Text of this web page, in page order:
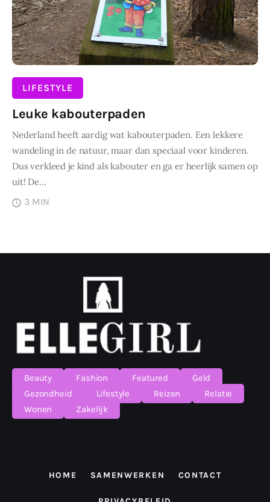
LIFESTYLE
Leuke kabouterpaden
Nederland heeft aardig wat kabouterpaden. Een lekkere
wandeling in de natuur, maar dan speciaal voor kinderen.
Dus verkleed je kind als kabouter en ga er heerlijk samen op
uit! De…
3 MIN
Beauty Fashion Featured
Geld
Gezondheid
Lifestyle Reizen
Relatie
Wonen
Zakelijk
HOME SAMENWERKEN CONTACT